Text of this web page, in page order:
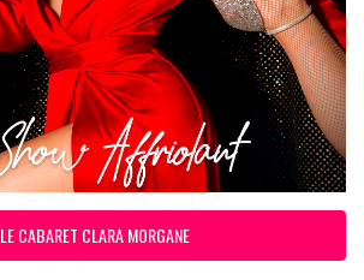
LE CABARET CLARA MORGANE